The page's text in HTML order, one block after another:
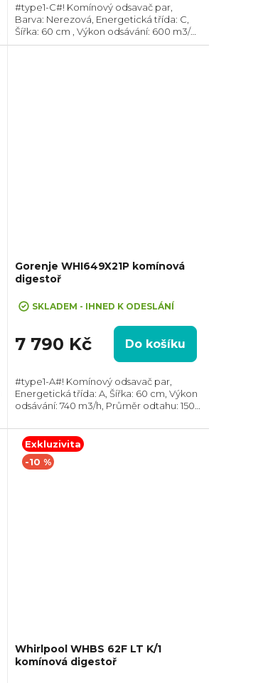
#type1-C#! Komínový odsavač par,
Barva: Nerezová, Energetická třída: C,
Šířka: 60 cm , Výkon odsávání: 600 m3/h,
Průměr odtahu: 150 mm, Směr odtahu:
Gorenje WHI649X21P komínová
digestoř
SKLADEM - IHNED K ODESLÁNÍ
7 790 Kč Do košíku
#type1-A#! Komínový odsavač par,
Energetická třída: A, Šířka: 60 cm, Výkon
odsávání: 740 m3/h, Průměr odtahu: 150
recirkulace i odtahu ven
Exkluzivita
-10 %
Whirlpool WHBS 62F LT K/1
komínová digestoř